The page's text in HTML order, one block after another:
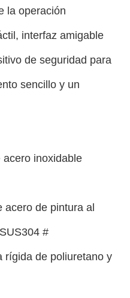
la operación
interfaz amigable
de seguridad para
sencillo y un
inoxidable
acero de pintura al
#
rígida de poliuretano y